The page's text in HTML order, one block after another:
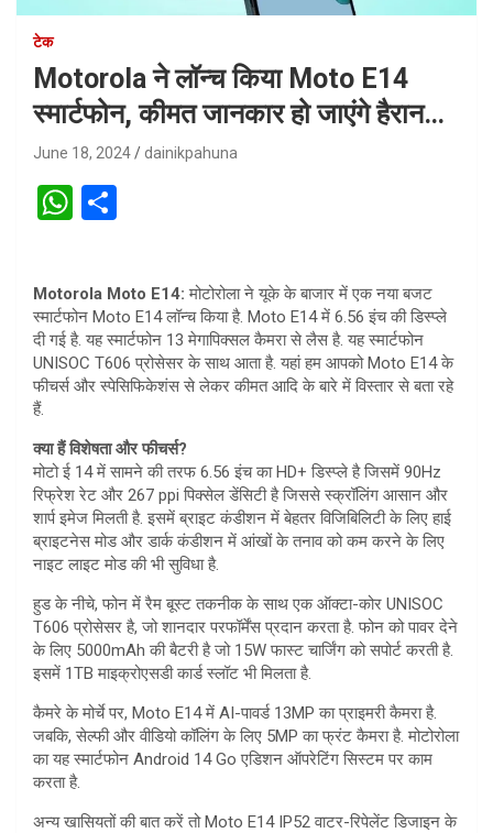
टेक
Motorola ने लॉन्च किया Moto E14
स्मार्टफोन, कीमत जानकार हो जाएंगे हैरान…
June 18, 2024 dainikpahuna
W
s
A
p
e
Motorola Moto E14: मोटोरोला ने यूके के बाजार में एक नया बजट
स्मार्टफोन Moto E14 लॉन्च किया है. Moto E14 में 6.56 इंच की डिस्प्ले
दी गई है. यह स्मार्टफोन 13 मेगापिक्सल कैमरा से लैस है. यह स्मार्टफोन
UNISOC T606 प्रोसेसर के साथ आता है. यहां हम आपको Moto E14 के
फीचर्स और स्पेसिफिकेशंस से लेकर कीमत आदि के बारे में विस्तार से बता रहे
हैं.
क्या हैं विशेषता और फीचर्स?
मोटो ई 14 में सामने की तरफ 6.56 इंच का HD+ डिस्प्ले है जिसमें 90Hz
रिफ्रेश रेट और 267 ppi पिक्सेल डेंसिटी है जिससे स्क्रॉलिंग आसान और
शार्प इमेज मिलती है. इसमें ब्राइट कंडीशन में बेहतर विजिबिलिटी के लिए हाई
ब्राइटनेस मोड और डार्क कंडीशन में आंखों के तनाव को कम करने के लिए
नाइट लाइट मोड की भी सुविधा है.
हुड के नीचे, फोन में रैम बूस्ट तकनीक के साथ एक ऑक्टा-कोर UNISOC
T606 प्रोसेसर है, जो शानदार परफॉर्मेंस प्रदान करता है. फोन को पावर देने
के लिए 5000mAh की बैटरी है जो 15W फास्ट चार्जिंग को सपोर्ट करती है.
इसमें 1TB माइक्रोएसडी कार्ड स्लॉट भी मिलता है.
कैमरे के मोर्चे पर, Moto E14 में AI-पावर्ड 13MP का प्राइमरी कैमरा है.
जबकि, सेल्फी और वीडियो कॉलिंग के लिए 5MP का फ्रंट कैमरा है. मोटोरोला
का यह स्मार्टफोन Android 14 Go एडिशन ऑपरेटिंग सिस्टम पर काम
करता है.
अन्य खासियतों की बात करें तो Moto E14 IP52 वाटर-रिपेलेंट डिजाइन के